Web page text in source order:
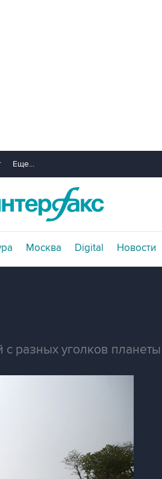
Еще...
Москва Digital Новости
разных уголков планеты